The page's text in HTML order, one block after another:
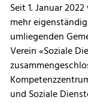
Seit 1. Januar
mehr
umliegenden
Verein «Soziale
und Soziale
Zugehörige